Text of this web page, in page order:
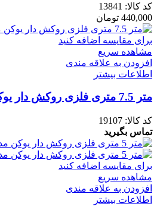
کد کالا: 13841
440,000 تومان
برای مقایسه اضافه کنید
مشاهده سریع
افزودن به علاقه مندی
اطلاعات بیشتر
متر 7.5 متری فلزی روکش دار یوکن مدل U2002
کد کالا: 19107
تماس بگیرید
برای مقایسه اضافه کنید
مشاهده سریع
افزودن به علاقه مندی
اطلاعات بیشتر